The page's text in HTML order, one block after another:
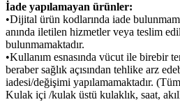
İade yapılamayan ürünler:
•Dijital ürün kodlarında iade
anında iletilen hizmetler veya teslim
bulunmamaktadır.
•Kullanım esnasında vücut ile birebir
beraber sağlık açısından tehlike arz
iadesi/değişimi yapılamamaktadır.
Kulak içi /kulak üstü kulaklık, saat,